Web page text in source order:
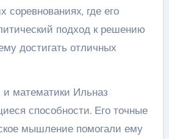
соревнованиях, где его
подход к решению
достигать отличных
математики Ильназ
способности. Его точные
мышление помогали ему